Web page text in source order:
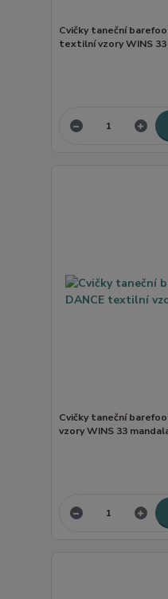
Cvičky taneční
textilní vzory WINS 33
Cvičky taneční
vzory WINS 33